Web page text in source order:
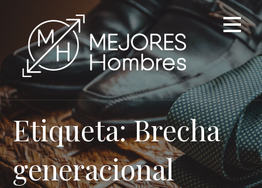
contenido
Etiqueta: Brecha
generacional